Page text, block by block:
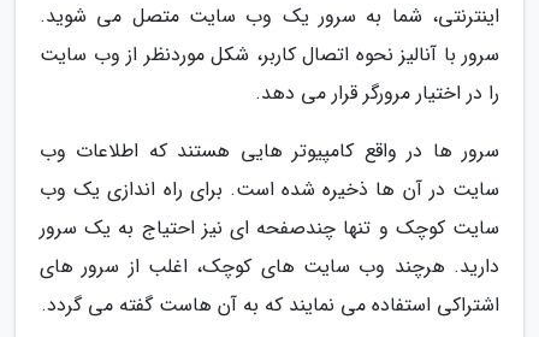
اینترنتی، شما به سرور یک وب سایت متصل می شوید.
سرور با آنالیز نحوه اتصال کاربر، شکل موردنظر از وب سایت
را در اختیار مرورگر قرار می دهد.
سرور ها در واقع کامپیوتر هایی هستند که اطلاعات وب
سایت در آن ها ذخیره شده است. برای راه اندازی یک وب
سایت کوچک و تنها چندصفحه ای نیز احتیاج به یک سرور
دارید. هرچند وب سایت های کوچک، اغلب از سرور های
اشتراکی استفاده می نمایند که به آن هاست گفته می گردد.